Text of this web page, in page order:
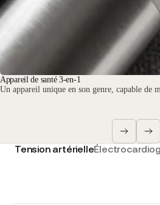
Appareil de santé 3-en-1
Un appareil unique en son genre, capable de
Tension artérielle